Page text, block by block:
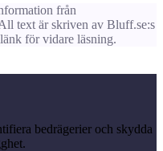
från
text är skriven av Bluff.se:s
för vidare läsning.
bedrägerier och skydda